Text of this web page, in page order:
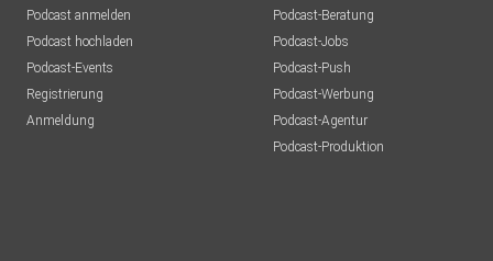
Podcast anmelden
Podcast hochladen
Podcast-Events
Registrierung
Anmeldung
Podcast-Beratung
Podcast-Jobs
Podcast-Push
Podcast-Werbung
Podcast-Agentur
Podcast-Produktion